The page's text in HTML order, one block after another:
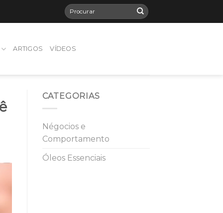
ARTIGOS VÍDEOS
CATEGORIAS
Négocios e
Comportamento
Óleos Essenciais